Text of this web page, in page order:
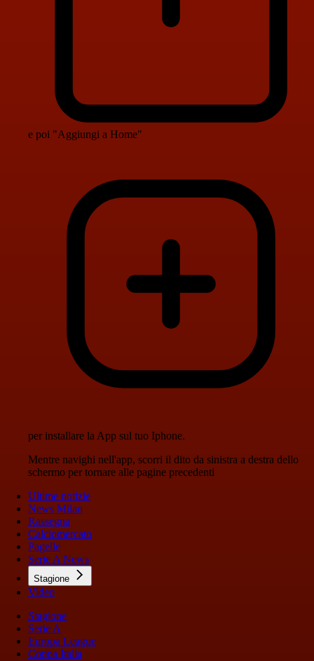
e poi "Aggiungi a Home"
per installare la App sul tuo Iphone.
Mentre navighi nell'app, scorri il dito da sinistra a destra dello
schermo per tornare alle pagine precedenti
Ultime notizie
News Milan
Rassegna
Calciomercato
Pagelle
Serie A News
Stagione
Video
Stagione
Serie A
Europa League
Coppa Italia